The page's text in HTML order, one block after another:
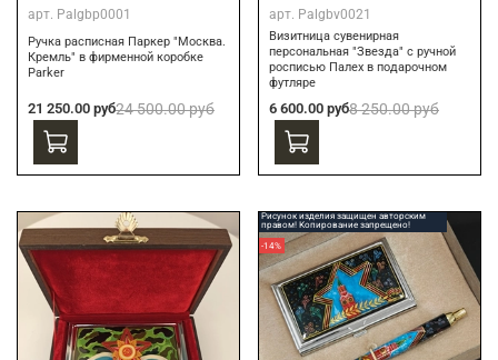
арт. Palgbp0001
Ручка расписная Паркер "Москва.
Кремль" в фирменной коробке
Parker
21 250.00 руб24 500.00 руб
арт. Palgbv0021
Визитница сувенирная
персональная "Звезда" с ручной
росписью Палех в подарочном
футляре
6 600.00 руб8 250.00 руб
Рисунок изделия защищен авторским
правом! Копирование запрещено!
-14%